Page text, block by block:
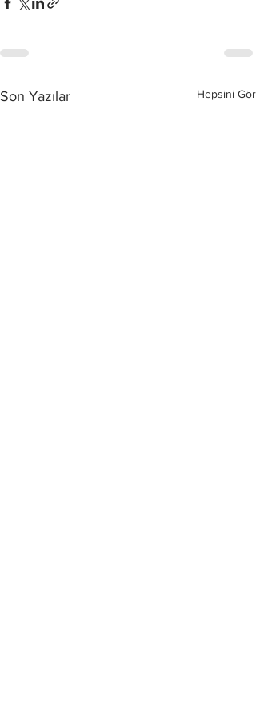
Son Yazılar Hepsini Gör